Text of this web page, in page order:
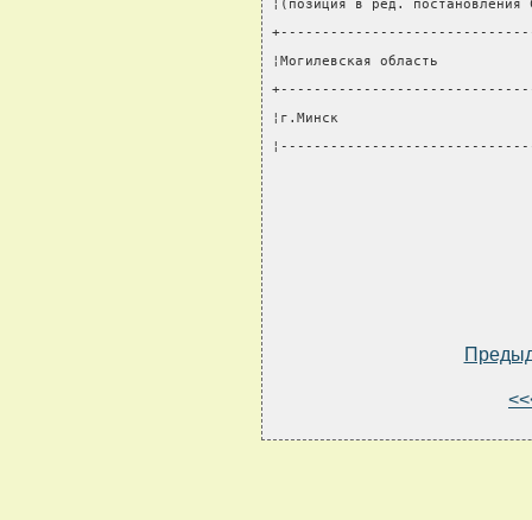
¦(позиция в ред.
¦Могилевская область
¦г.Минск